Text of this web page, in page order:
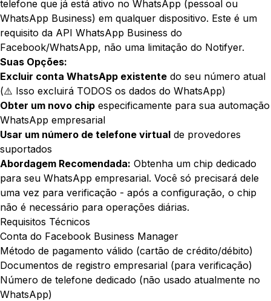
telefone que já está ativo no WhatsApp (pessoal ou
WhatsApp Business) em qualquer dispositivo. Este é um
requisito da API WhatsApp Business do
Facebook/WhatsApp, não uma limitação do Notifyer.
Suas Opções:
Excluir conta WhatsApp existente do seu número atual
(⚠️ Isso excluirá TODOS os dados do WhatsApp)
Obter um novo chip especificamente para sua automação
WhatsApp empresarial
Usar um número de telefone virtual de provedores
suportados
Abordagem Recomendada: Obtenha um chip dedicado
para seu WhatsApp empresarial. Você só precisará dele
uma vez para verificação - após a configuração, o chip
não é necessário para operações diárias.
Requisitos Técnicos
Conta do Facebook Business Manager
Método de pagamento válido (cartão de crédito/débito)
Documentos de registro empresarial (para verificação)
Número de telefone dedicado (não usado atualmente no
WhatsApp)